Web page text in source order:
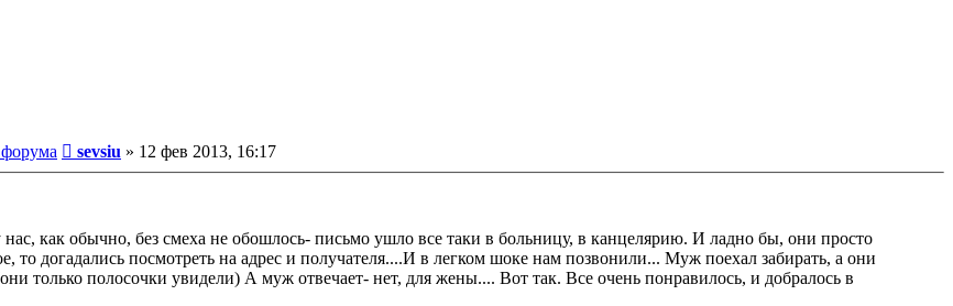
Сообщение
sevsiu » 12 фев 2013, 16:17
как обычно, без смеха не обошлось- письмо ушло все таки в больницу, в канцелярию. И ладно бы, они просто
то догадались посмотреть на адрес и получателя....И в легком шоке нам позвонили... Муж поехал забирать, а они
только полосочки увидели) А муж отвечает- нет, для жены.... Вот так. Все очень понравилось, и добралось в